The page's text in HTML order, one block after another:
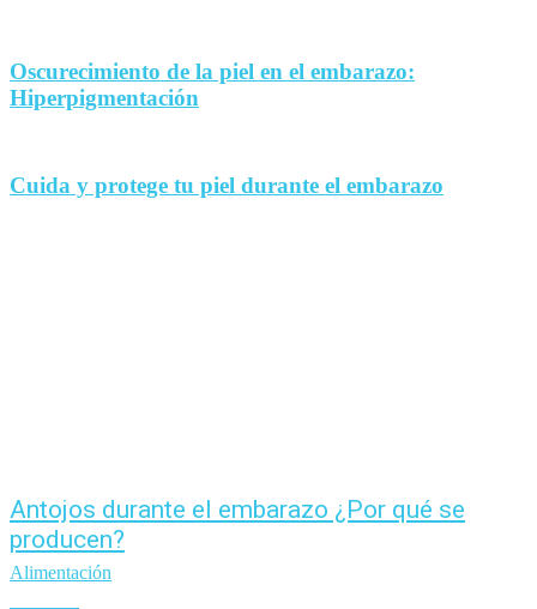
Oscurecimiento de la piel en el embarazo:
Hiperpigmentación
Cuida y protege tu piel durante el embarazo
Antojos durante el embarazo ¿Por qué se
producen?
Alimentación